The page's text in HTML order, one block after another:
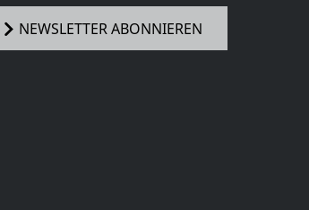
NEWSLETTER ABONNIEREN